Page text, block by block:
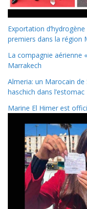
Exportation
premiers dans la région
La compagnie aérienne
Marrakech
Almeria: un Marocain
haschich dans l’estomac
Marine El Himer est